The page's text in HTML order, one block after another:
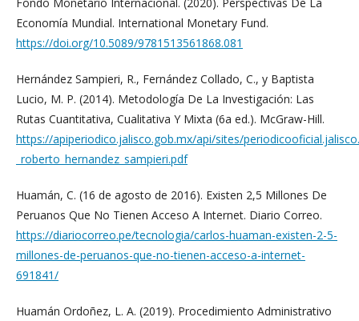
Economía Mundial. International Monetary Fund.
https://doi.org/10.5089/9781513561868.081
Hernández Sampieri, R., Fernández Collado, C., y Baptista
Lucio, M. P. (2014). Metodología De La Investigación: Las
Rutas Cuantitativa, Cualitativa Y Mixta (6a ed.). McGraw-Hill.
https://apiperiodico.jalisco.gob.mx/api/sites/
_roberto_hernandez_sampieri.pdf
Huamán, C. (16 de agosto de 2016). Existen 2,5 Millones De
Peruanos Que No Tienen Acceso A Internet. Diario Correo.
https://diariocorreo.pe/tecnologia/carlos-huaman-existen-2-5-
millones-de-peruanos-que-no-tienen-acceso-a-internet-
691841/
Huamán Ordoñez, L. A. (2019). Procedimiento Administrativo